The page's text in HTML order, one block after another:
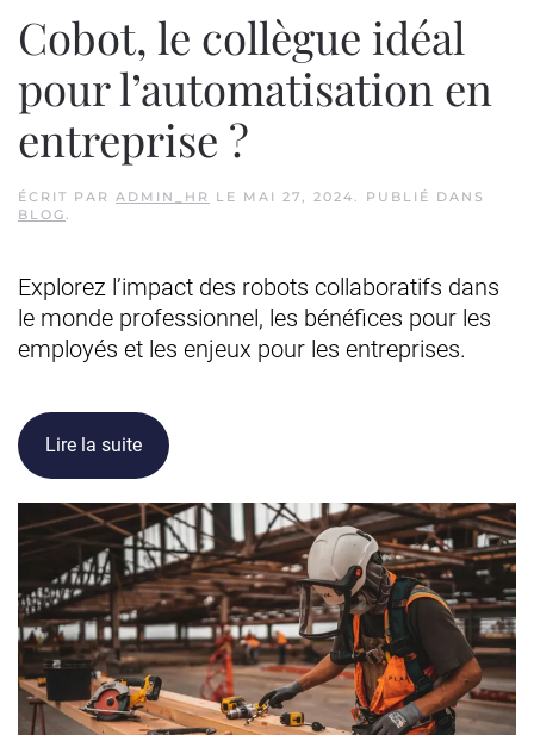
Cobot, le collègue idéal
pour l’automatisation en
entreprise ?
ÉCRIT PAR ADMIN_HR LE MAI 27, 2024
. PUBLIÉ DANS
BLOG
Explorez l’impact des robots collaboratifs dans
le monde professionnel, les bénéfices pour les
employés et les enjeux pour les entreprises.
Lire la suite